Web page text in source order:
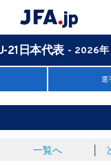
21日本代表 - 2026年
選
一覧へ